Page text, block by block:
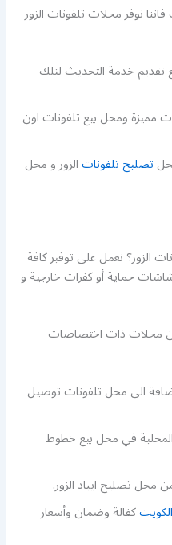
نوفر محلات تلفونات الزور
تقديم خدمة التحديث لتلك
مميزة ومحل بيع تلفونات اون
تصليح تلفوناتالزور و محل
نعمل على توفير كافة
حماية أو كفرات خارجية و
محلات ذات اختصاصات
الى محل تلفونات توصيل
في محل بيع خطوط
محل تصليح ايباد الزور.
كفالة وضمان وأسعار